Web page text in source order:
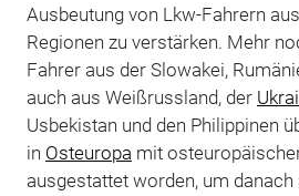
Ausbeutung von Lkw-Fahrern
Regionen zu verstärken. Mehr
Fahrer aus der Slowakei,
auch aus Weißrussland, der
Usbekistan und den Philippinen
in Osteuropa mit
ausgestattet worden, um